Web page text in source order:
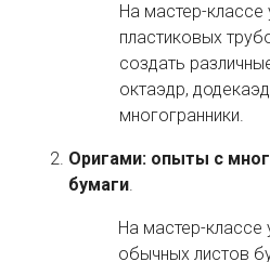
На мастер-классе
пластиковых
создать
октаэдр,
многогранники.
Оригами: опыты с
бумаги.
На мастер-классе
обычных листов